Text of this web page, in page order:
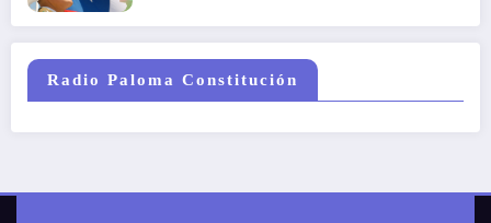
Radio Paloma Constitución